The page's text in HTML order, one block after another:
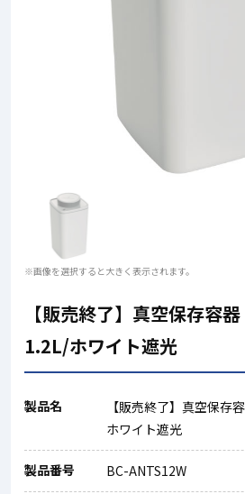
※画像を選択すると大きく表示されます。
【販売終了】真空保存容
1.2L/ホワイト遮光
製品名
【販売終了】真空保
ホワイト遮光
製品番号 BC-ANTS12W